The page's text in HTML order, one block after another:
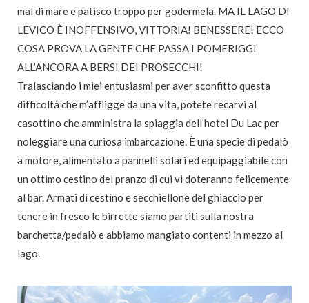
mal di mare e patisco troppo per godermela. MA IL LAGO DI
LEVICO È INOFFENSIVO, VITTORIA! BENESSERE! ECCO
COSA PROVA LA GENTE CHE PASSA I POMERIGGI
ALL’ANCORA A BERSI DEI PROSECCHI!
Tralasciando i miei entusiasmi per aver sconfitto questa
difficoltà che m’affligge da una vita, potete recarvi al
casottino che amministra la spiaggia dell’hotel Du Lac per
noleggiare una curiosa imbarcazione. È una specie di pedalò
a motore, alimentato a pannelli solari ed equipaggiabile con
un ottimo cestino del pranzo di cui vi doteranno felicemente
al bar. Armati di cestino e secchiellone del ghiaccio per
tenere in fresco le birrette siamo partiti sulla nostra
barchetta/pedalò e abbiamo mangiato contenti in mezzo al
lago.